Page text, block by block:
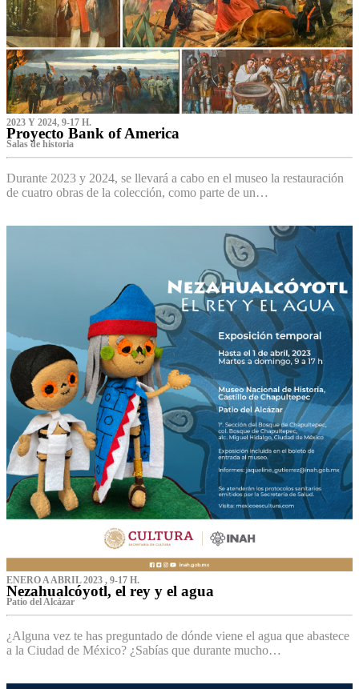
2023 Y 2024, 9-17 H.
Proyecto Bank of America
S‌alas de historia
Durante 2023 y 2024, se llevará a cabo en el museo la restauración
de cuatro obras de la colección, como parte de un…
ENERO A ABRIL 2023 , 9-17 H.
Nezahualcóyotl, el rey y el agua
Patio del Alcázar
¿Alguna vez te has preguntado de dónde viene el agua que abastece
a la Ciudad de México? ¿Sabías que durante mucho…